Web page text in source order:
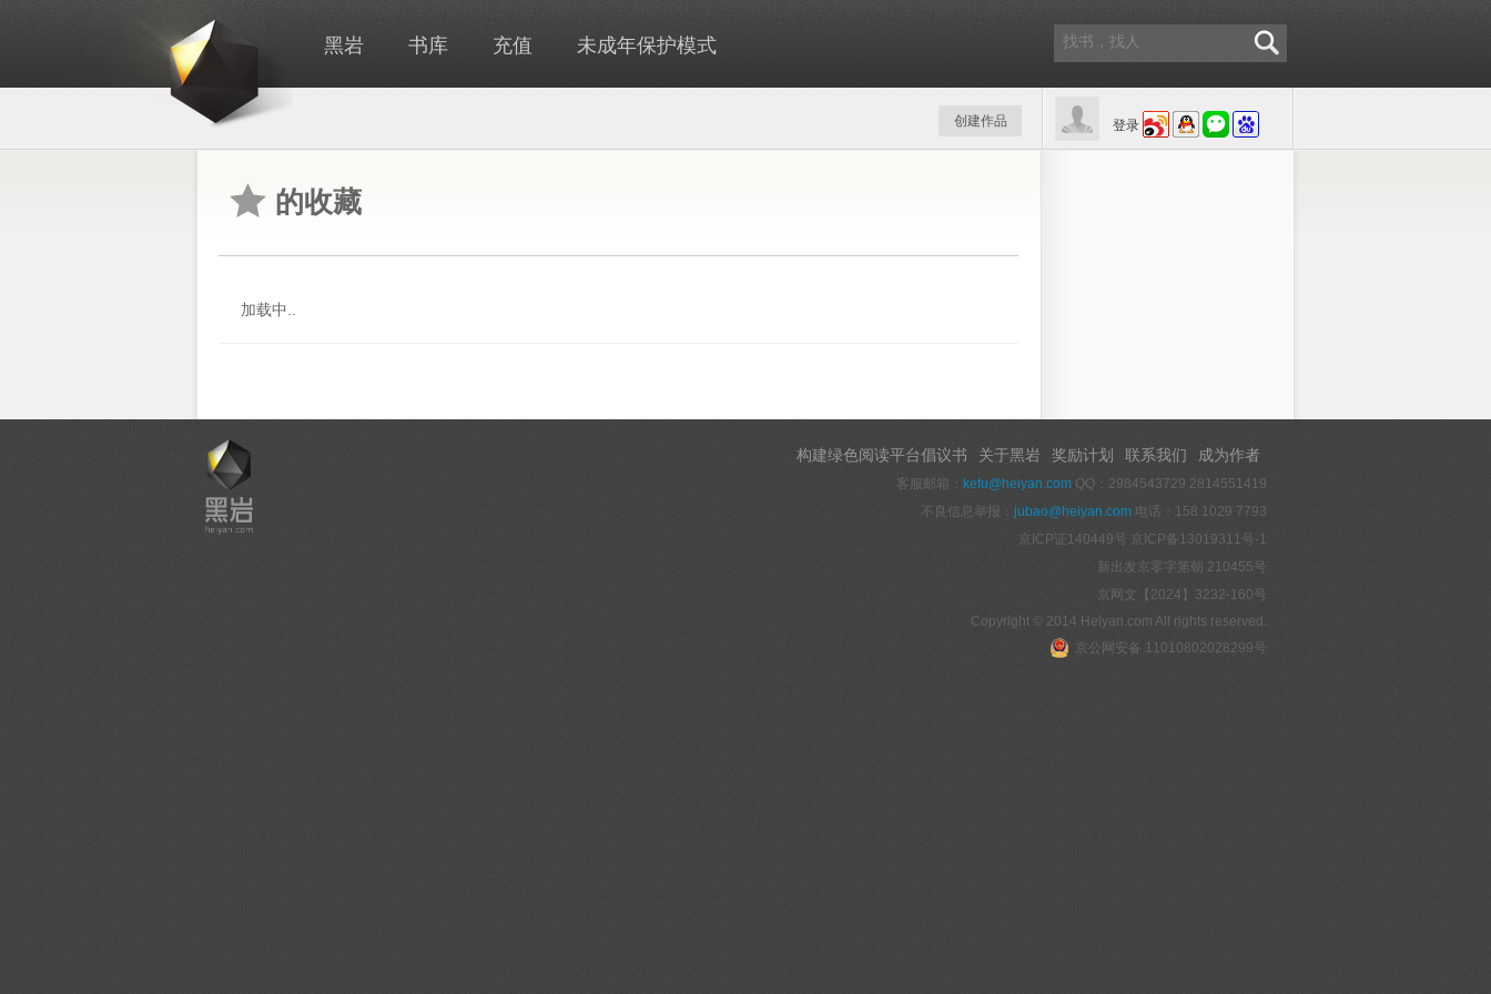
黑岩 书库 充值 未成年保护模式
登录
创建作品
的收藏
加载中..
构建绿色阅读平台倡议书 关于黑岩 奖励计划 联系我们 成为作者
客服邮箱： kefu@heiyan.com QQ：2984543729 2814551419
不良信息举报： jubao@heiyan.com 电话：158 1029 7793
京ICP证140449号 京ICP备13019311号-1
新出发京零字第朝 210455号
京网文【2024】3232-160号
Copyright © 2014 Heiyan.com All rights reserved.
京公网安备 11010802028299号